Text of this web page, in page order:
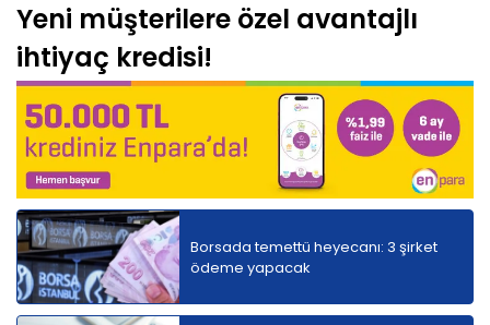
Yeni müşterilere özel avantajlı
ihtiyaç kredisi!
Borsada temettü heyecanı: 3 şirket
ödeme yapacak